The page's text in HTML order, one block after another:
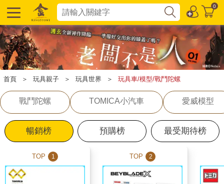
0
首頁 ＞ 玩具親子 ＞ 玩具世界 ＞ 玩具車/模型/戰鬥陀螺
戰鬥陀螺 TOMICA小汽車 愛威模型
暢銷榜 預購榜 最受期待榜
TOP 1 TOP 2